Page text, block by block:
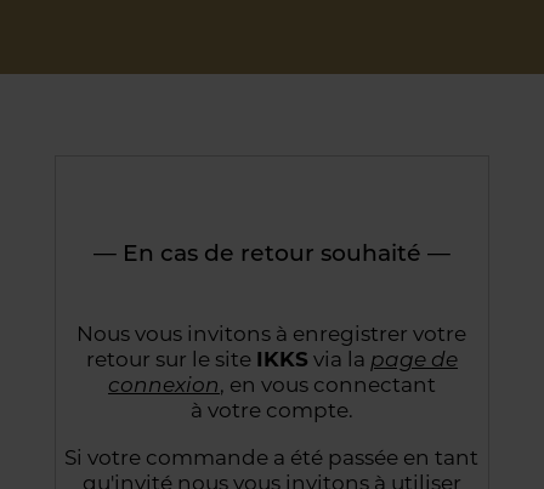
— En cas de retour souhaité —
Nous vous invitons à enregistrer votre
retour sur le site IKKS via la page de
connexion, en vous connectant
à votre compte.
Si votre commande a été passée en tant
qu'invité nous vous invitons à utiliser